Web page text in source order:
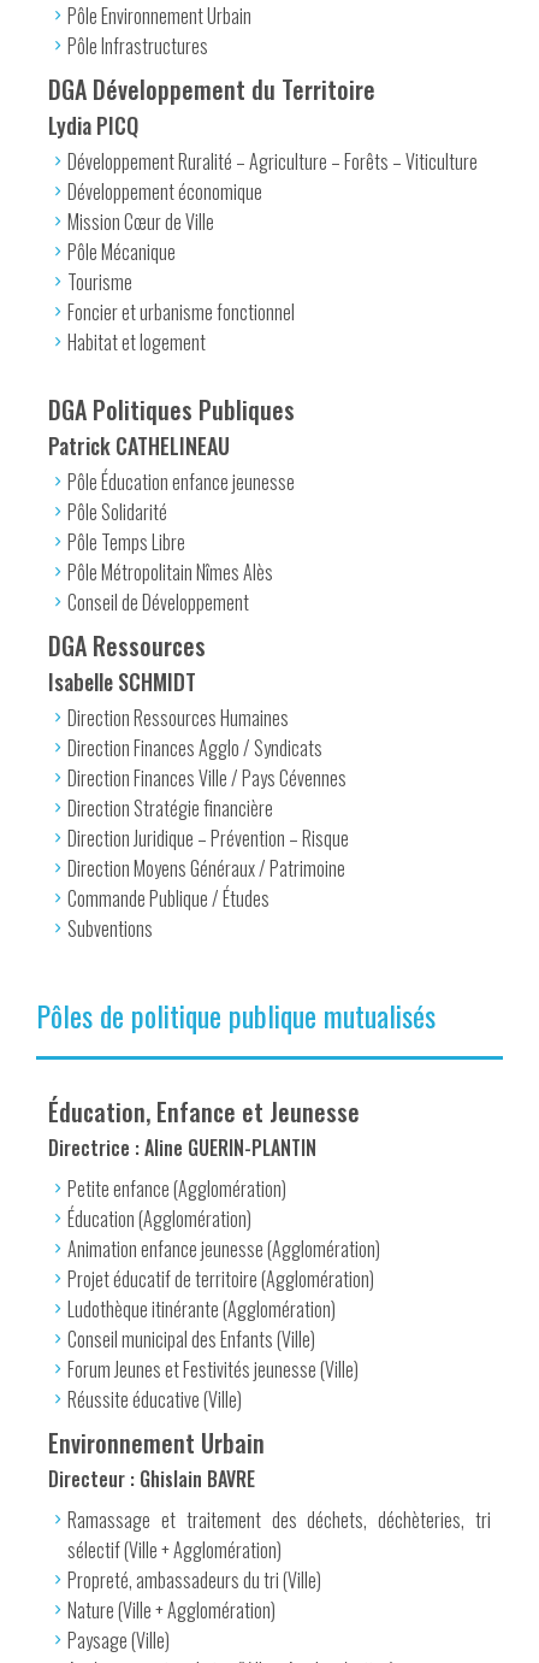
Pôle Environnement Urbain
Pôle Infrastructures
DGA Développement du Territoire
Lydia PICQ
Développement Ruralité – Agriculture – Forêts – Viticulture
Développement économique
Mission Cœur de Ville
Pôle Mécanique
Tourisme
Foncier et urbanisme fonctionnel
Habitat et logement
DGA Politiques Publiques
Patrick CATHELINEAU
Pôle Éducation enfance jeunesse
Pôle Solidarité
Pôle Temps Libre
Pôle Métropolitain Nîmes Alès
Conseil de Développement
DGA Ressources
Isabelle SCHMIDT
Direction Ressources Humaines
Direction Finances Agglo / Syndicats
Direction Finances Ville / Pays Cévennes
Direction Stratégie financière
Direction Juridique – Prévention – Risque
Direction Moyens Généraux / Patrimoine
Commande Publique / Études
Subventions
Pôles de politique publique mutualisés
Éducation, Enfance et Jeunesse
Directrice : Aline GUERIN-PLANTIN
Petite enfance (Agglomération)
Éducation (Agglomération)
Animation enfance jeunesse (Agglomération)
Projet éducatif de territoire (Agglomération)
Ludothèque itinérante (Agglomération)
Conseil municipal des Enfants (Ville)
Forum Jeunes et Festivités jeunesse (Ville)
Réussite éducative (Ville)
Environnement Urbain
Directeur : Ghislain BAVRE
Ramassage et traitement des déchets, déchèteries, tri
sélectif (Ville + Agglomération)
Propreté, ambassadeurs du tri (Ville)
Nature (Ville + Agglomération)
Paysage (Ville)